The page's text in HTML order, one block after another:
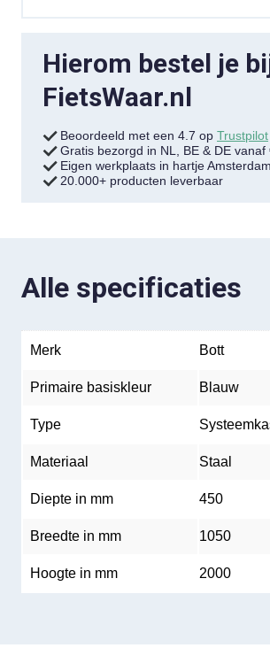
Hierom bestel je
FietsWaar.nl
Beoordeeld met een 4.7 op Trustpilot
Gratis bezorgd in NL, BE & DE vanaf
Eigen werkplaats in hartje Amsterdam
20.000+ producten leverbaar
Alle specificaties
Merk Bott
Primaire basiskleur Blauw
Type
Materiaal Staal
Diepte in mm 450
Breedte in mm 1050
Hoogte in mm 2000